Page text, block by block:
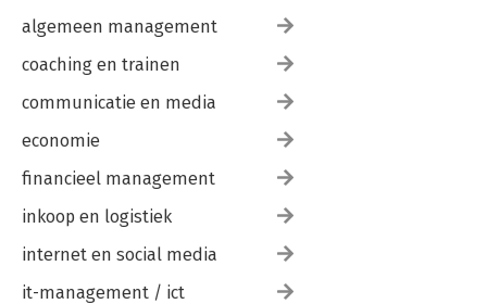
algemeen management
coaching en trainen
communicatie en media
economie
financieel management
inkoop en logistiek
internet en social media
it-management / ict